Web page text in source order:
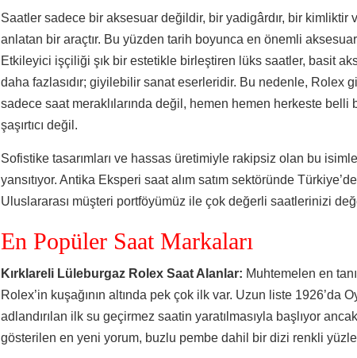
Saatler sadece bir aksesuar değildir, bir yadigârdır, bir kimliktir
anlatan bir araçtır. Bu yüzden tarih boyunca en önemli
Etkileyici işçiliği şık bir estetikle birleştiren lüks saatler, basit
daha fazlasıdır; giyilebilir sanat eserleridir. Bu nedenle, Rolex
sadece saat meraklılarında değil, hemen hemen herkeste belli
şaşırtıcı değil.
Sofistike tasarımları ve hassas üretimiyle rakipsiz olan bu
yansıtıyor. Antika Eksperi saat alım satım sektöründe
Uluslararası müşteri portföyümüz ile çok değerli saatlerinizi
En Popüler Saat Markaları
Kırklareli Lüleburgaz Rolex Saat Alanlar: Muhtemelen en
Rolex’in kuşağının altında pek çok ilk var. Uzun liste 1926’da
adlandırılan ilk su geçirmez saatin yaratılmasıyla başlıyor
gösterilen en yeni yorum, buzlu pembe dahil bir dizi renkli